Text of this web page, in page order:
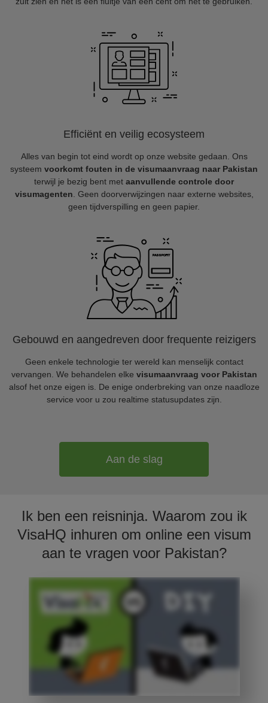
Efficiënt en veilig ecosysteem
Alles van begin tot eind wordt op onze website gedaan. Ons
systeem voorkomt fouten in de visumaanvraag naar Pakistan
terwijl je bezig bent met aanvullende controle door
visumagenten . Geen doorverwijzingen naar externe websites,
geen tijdverspilling en geen papier.
Gebouwd en aangedreven door frequente reizigers
Geen enkele technologie ter wereld kan menselijk contact
vervangen. We behandelen elke visumaanvraag voor Pakistan
alsof het onze eigen is. De enige onderbreking van onze naadloze
service voor u zou realtime statusupdates zijn.
Aan de slag
Ik ben een reisninja. Waarom zou ik
VisaHQ inhuren om online een visum
aan te vragen voor Pakistan?